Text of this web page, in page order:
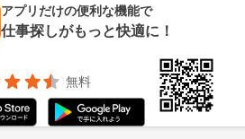
アプリだけの便利な機能で
仕事探しがもっと快適に！
無料